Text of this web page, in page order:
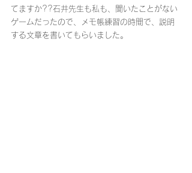
てますか??石井先生も私も、聞いたことがない
ゲームだったので、メモ帳練習の時間で、説明
する文章を書いてもらいました。